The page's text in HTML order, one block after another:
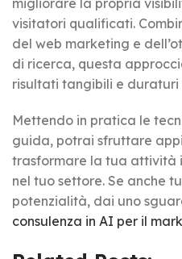
migliorare la propria
visitatori qualificati.
del web marketing e
di ricerca, questa
risultati tangibili e duraturi
Mettendo in pratica le
guida, potrai sfruttare
trasformare la tua attività
nel tuo settore. Se anche
potenzialità, dai uno
consulenza in AI per il